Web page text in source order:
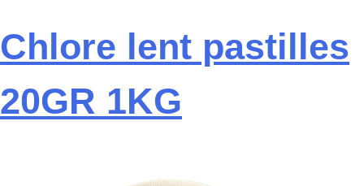
Chlore lent pastilles
20GR 1KG